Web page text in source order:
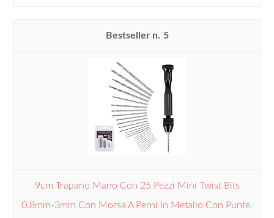
5
9cm Trapano Mano Con 25 Pezzi Mini Twist Bits
0.8mm-3mm Con Morsa A Perni In Metallo Con Punte,